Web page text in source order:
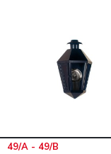
49/A - 49/B